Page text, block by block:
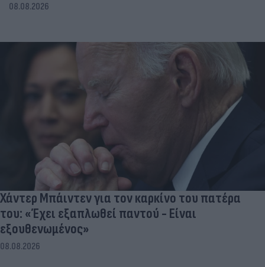
08.08.2026
Χάντερ Μπάιντεν για τον καρκίνο του πατέρα
του: «Έχει εξαπλωθεί παντού - Είναι
εξουθενωμένος»
08.08.2026